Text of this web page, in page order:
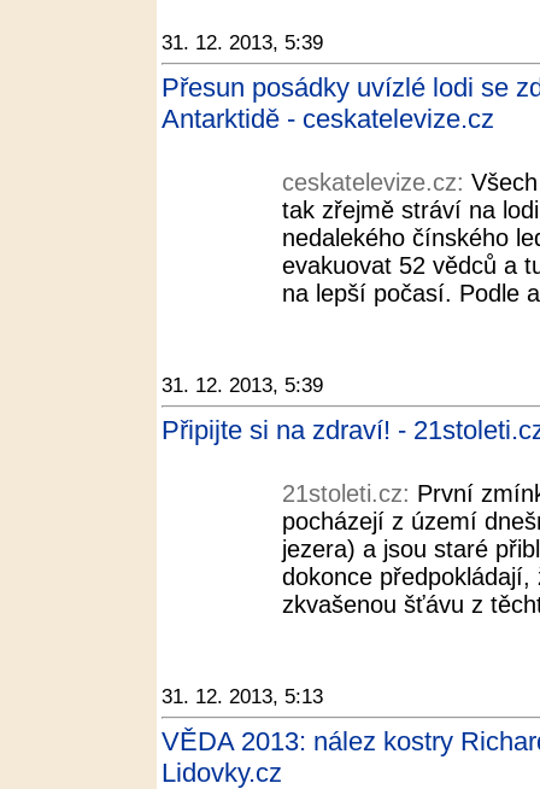
31. 12. 2013, 5:39
Přesun posádky uvízlé lodi se
Antarktidě - ceskatelevize.cz
ceskatelevize.cz:
tak zřejmě stráví na
nedalekého čínského
evakuovat 52 vědců a
na lepší počasí. Podle
31. 12. 2013, 5:39
Připijte si na zdraví! -
21stoleti.cz: První
pocházejí z území
jezera) a jsou staré
dokonce
zkvašenou šťávu z
31. 12. 2013, 5:13
VĚDA 2013: nález kostry
Lidovky.cz